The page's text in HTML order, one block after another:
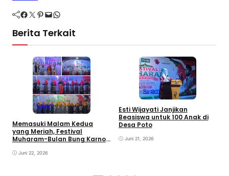
Facebook Twitter Pinterest Mail WhatsApp
Berita Terkait
Ragam
Memasuki Malam Kedua
yang Meriah, Festival
Muharam-Bulan Bung Karno
Pemajuan Kebudayaan
Juni 22, 2026
Ragam
Esti Wijayati Janjikan
Beasiswa untuk 100 Anak di
Desa Poto
Juni 21, 2026